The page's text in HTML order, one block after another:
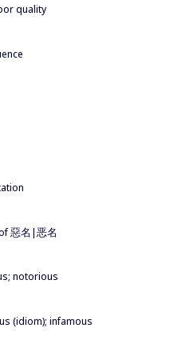
quality
惡名|恶名
notorious
(idiom); infamous